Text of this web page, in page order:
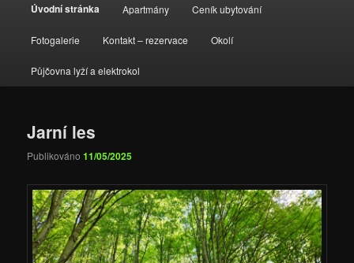
Úvodní stránka Apartmány Ceník ubytování
Fotogalerie Kontakt – rezervace Okolí
Půjčovna lyží a elektrokol
Jarní les
Publikováno11/05/2025